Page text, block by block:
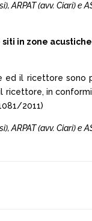
ARPAT (avv. Ciari) e
siti in zone
ed il ricettore
in
2011)
ARPAT (avv. Ciari) e